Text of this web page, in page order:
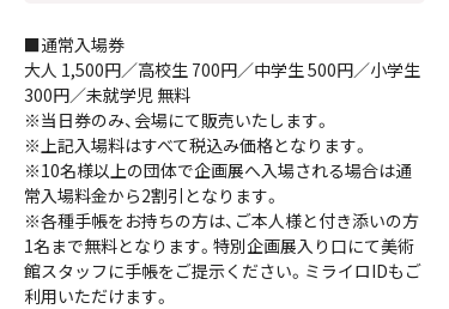
■通常入場券
大人 1,500円／高校生 700円／中学生 500円／小学生
300円／未就学児 無料
※当日券のみ、会場にて販売いたします。
※上記入場料はすべて税込み価格となります。
※10名様以上の団体で企画展へ入場される場合は通
常入場料金から2割引となります。
※各種手帳をお持ちの方は、ご本人様と付き添いの方
1名まで無料となります。特別企画展入り口にて美術
館スタッフに手帳をご提示ください。ミライロIDもご
利用いただけます。